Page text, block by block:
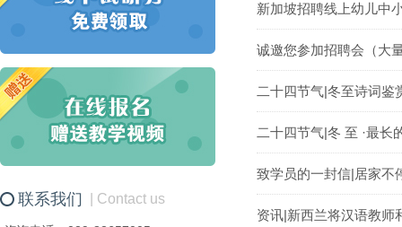
联系我们 | Contact us
新加坡招聘线上幼儿中
诚邀您参加招聘会（大
二十四节气|冬至诗词鉴
二十四节气|冬 至 ·最长
致学员的一封信|居家不
资讯|新西兰将汉语教师